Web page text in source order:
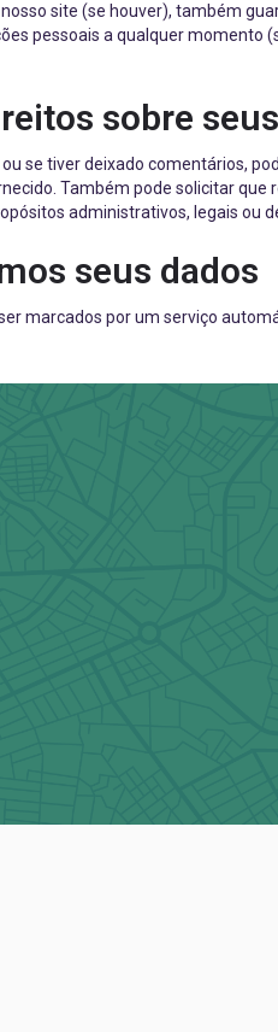
site (se houver), também
pessoais a qualquer
sobre
se tiver deixado comentários,
Também pode solicitar
administrativos, legais ou
seus dados
marcados por um serviço